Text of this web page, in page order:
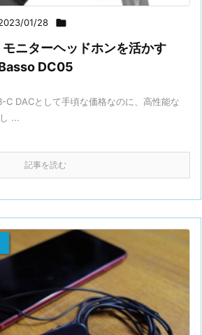
01/28 
モニターヘッドホンを活かす
DC05
C DACとして手頃な価格なのに、高性能な
...
記事を読む